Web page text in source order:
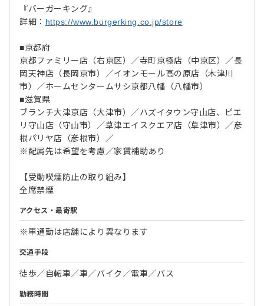
『バーガーキング』
詳細： https://www.burgerking.co.jp/store
■京都府
京都ファミリー店（右京区）／寺町京極店（中京区）／長
岡天神店（長岡京市）／イオンモール高の原店（木津川
市）／ホームセンタームサシ京都八幡（八幡市）
■滋賀県
ブランチ大津京店（大津市）／ハズイタウン守山店、ピエ
リ守山店（守山市）／草津エイスクエア店（草津市）／彦
根パリヤ店（彦根市）／
※配属先は希望を考慮／家賃補助あり
【受動喫煙防止の取り組み】
全席禁煙
アクセス・最寄駅
※車通勤は店舗により異なります
交通手段
徒歩／自転車／車／バイク／電車／バス
勤務時間